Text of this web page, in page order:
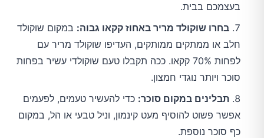
בעצמכם בבית.
בחרו שוקולד מריר באחוז קקאו גבוה: במקום שוקולד
חלב או ממתקים ממותקים, העדיפו שוקולד מריר עם
לפחות 70% קקאו. ככה תקבלו טעם שוקולדי עשיר בפחות
סוכר ויותר נוגדי חמצון.
תבלינים במקום סוכר: כדי להעשיר טעמים, לפעמים
אפשר פשוט להוסיף מעט קינמון, וניל טבעי או הל, במקום
כף סוכר נוספת.